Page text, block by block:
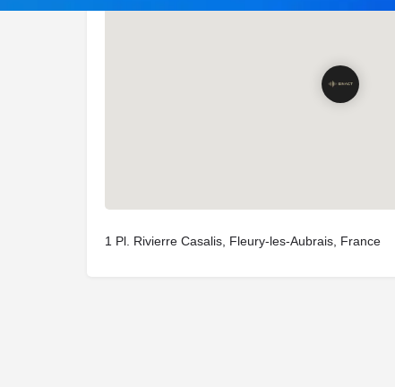
1 Pl. Rivierre Casalis, Fleury-les-Aubrais, France